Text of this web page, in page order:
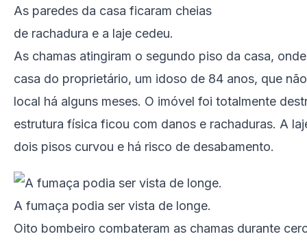
As paredes da casa ficaram cheias
de rachadura e a laje cedeu.
As chamas atingiram o segundo piso da casa,
casa do proprietário, um idoso de 84 anos, que
local há alguns meses. O imóvel foi totalmente
estrutura física ficou com danos e rachaduras. A
dois pisos curvou e há risco de desabamento.
A fumaça podia ser vista de longe.
Oito bombeiro combateram as chamas durante